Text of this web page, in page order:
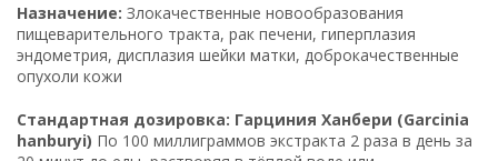
Назначение: Злокачественные новообразования
пищеварительного тракта, рак печени, гиперплазия
эндометрия, дисплазия шейки матки, доброкачественные
опухоли кожи
Стандартная дозировка: Гарциния Ханбери (Garcinia
hanburyi) По 100 миллиграммов экстракта 2 раза в день за